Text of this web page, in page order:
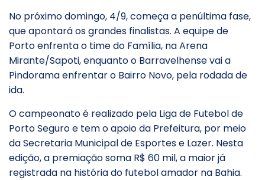
No próximo domingo, 4/9, começa a penúltima fase,
que apontará os grandes finalistas. A equipe de
Porto enfrenta o time do Família, na Arena
Mirante/Sapoti, enquanto o Barravelhense vai a
Pindorama enfrentar o Bairro Novo, pela rodada de
ida.
O campeonato é realizado pela Liga de Futebol de
Porto Seguro e tem o apoio da Prefeitura, por meio
da Secretaria Municipal de Esportes e Lazer. Nesta
edição, a premiação soma R$ 60 mil, a maior já
registrada na história do futebol amador na Bahia.